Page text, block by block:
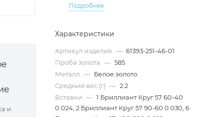
и
Подробнее
Характеристики
Артикул изделия — 61393-251-46-01
Проба золота — 585
Металл — Белое золото
Средний вес (г) — 2.2
Вставки — 1 Бриллиант Круг 57 60-40
0.024, 2 Бриллиант Круг 57 90-60 0.030, 6